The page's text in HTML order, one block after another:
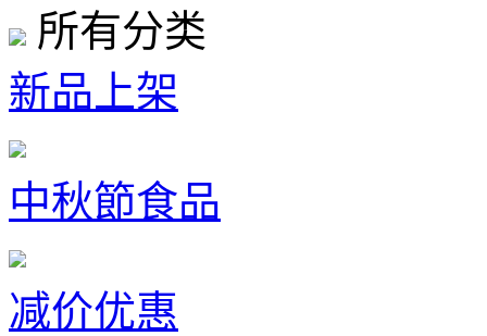
所有分类
新品上架
中秋節食品
减价优惠